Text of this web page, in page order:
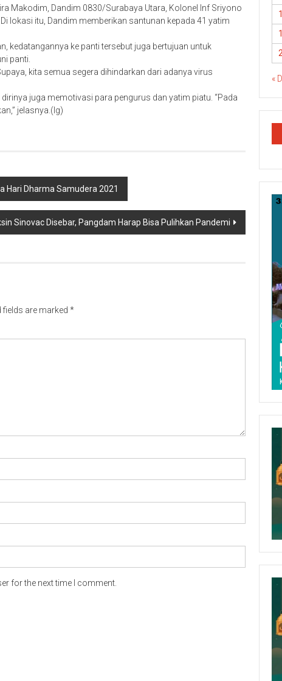
Makodim, Dandim 0830/Surabaya Utara, Kolonel Inf Sriyono
lokasi itu, Dandim memberikan santunan kepada 41 yatim
kedatangannya ke panti tersebut juga bertujuan untuk
panti.
kita semua segera dihindarkan dari adanya virus
juga memotivasi para pengurus dan yatim piatu. “Pada
jelasnya.(lg)
Hari Dharma Samudera 2021
Sinovac Disebar, Pangdam Harap Bisa Pulihkan Pandemi
fields are marked *
for the next time I comment.
«